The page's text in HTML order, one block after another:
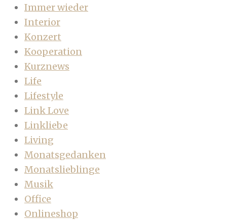
Immer wieder
Interior
Konzert
Kooperation
Kurznews
Life
Lifestyle
Link Love
Linkliebe
Living
Monatsgedanken
Monatslieblinge
Musik
Office
Onlineshop